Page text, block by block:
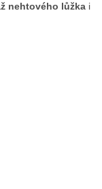
nehtového lůžka i